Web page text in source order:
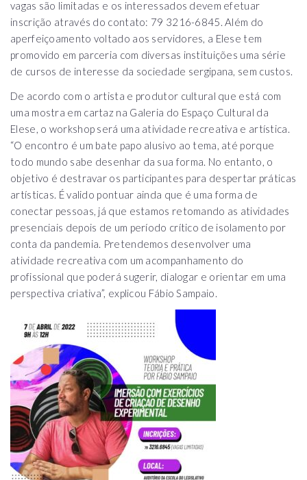
vagas são limitadas e os interessados devem efetuar
inscrição através do contato: 79 3216-6845. Além do
aperfeiçoamento voltado aos servidores, a Elese tem
promovido em parceria com diversas instituições uma série
de cursos de interesse da sociedade sergipana, sem custos.
De acordo com o artista e produtor cultural que está com
uma mostra em cartaz na Galeria do Espaço Cultural da
Elese, o workshop será uma atividade recreativa e artística.
“O encontro é um bate papo alusivo ao tema, até porque
todo mundo sabe desenhar da sua forma. No entanto, o
objetivo é destravar os participantes para despertar práticas
artísticas. É valido pontuar ainda que é uma forma de
conectar pessoas, já que estamos retomando as atividades
presenciais depois de um período crítico de isolamento por
conta da pandemia. Pretendemos desenvolver uma
atividade recreativa com um acompanhamento do
profissional que poderá sugerir, dialogar e orientar em uma
perspectiva criativa”, explicou Fábio Sampaio.